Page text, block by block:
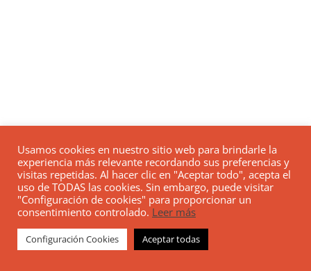
Usamos cookies en nuestro sitio web para brindarle la
experiencia más relevante recordando sus preferencias y
visitas repetidas. Al hacer clic en "Aceptar todo", acepta el
uso de TODAS las cookies. Sin embargo, puede visitar
"Configuración de cookies" para proporcionar un
consentimiento controlado. Leer más
Configuración Cookies Aceptar todas